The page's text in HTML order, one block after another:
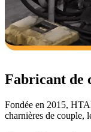
Fabricant de
Fondée en 2015,
charnières de couple,